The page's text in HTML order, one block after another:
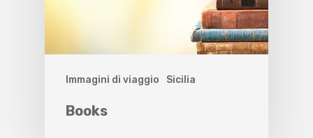
Immagini di viaggio Sicilia
Books